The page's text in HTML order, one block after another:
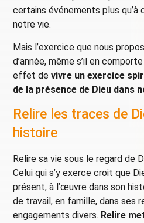
certains événements plus qu’à
notre vie.
Mais l’exercice que nous
d’année, même s’il en
effet devivre un exercice
de la présence de Dieu dans
Relire les traces de
histoire
Relire sa vie sous le regard de
Celui qui s’y exerce croit que
présent, à l’œuvre dans son
de travail, en famille, dans ses
engagements divers. Relire